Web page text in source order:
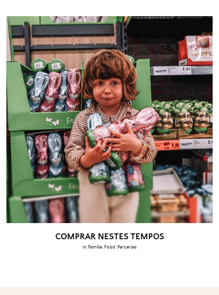
COMPRAR NESTES TEMPOS
in: Família Food Parcerias